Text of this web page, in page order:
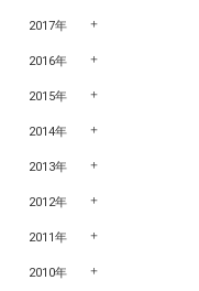
2017年
2016年
2015年
2014年
2013年
2012年
2011年
2010年